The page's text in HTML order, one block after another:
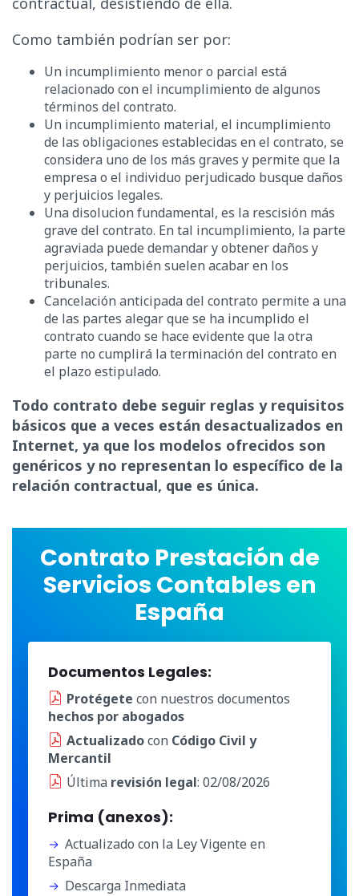
Como también podrían ser por:
Un incumplimiento menor o parcial está
relacionado con el incumplimiento de algunos
términos del contrato.
Un incumplimiento material, el incumplimiento
de las obligaciones establecidas en el contrato, se
considera uno de los más graves y permite que la
empresa o el individuo perjudicado busque daños
y perjuicios legales.
Una disolucion fundamental, es la rescisión más
grave del contrato. En tal incumplimiento, la parte
agraviada puede demandar y obtener daños y
perjuicios, también suelen acabar en los
tribunales.
Cancelación anticipada del contrato permite a una
de las partes alegar que se ha incumplido el
contrato cuando se hace evidente que la otra
parte no cumplirá la terminación del contrato en
el plazo estipulado.
Todo contrato debe seguir reglas y requisitos
básicos que a veces están desactualizados en
Internet, ya que los modelos ofrecidos son
genéricos y no representan lo específico de la
relación contractual, que es única.
Contrato Prestación de
Servicios Contables en
España
Documentos Legales:
Protégete con nuestros documentos
hechos por abogados
Actualizadocon Código Civil y
Mercantil
Última revisión legal: 02/08/2026
Prima (anexos):
Actualizado con la Ley Vigente en
España
Descarga Inmediata